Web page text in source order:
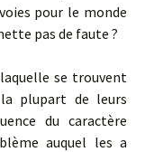
pour le monde
pas de faute ?
se trouvent
la plupart de leurs
du caractère
auquel les a